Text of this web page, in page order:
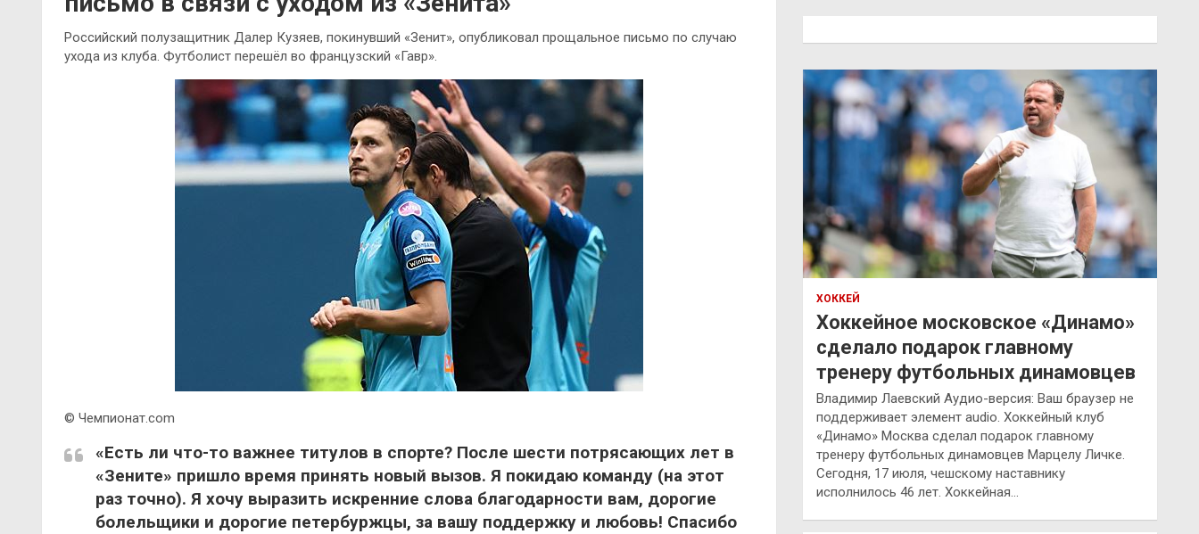
Российский полузащитник Далер Кузяев, покинувший «Зенит», опубликовал прощальное письмо по случаю
ухода из клуба. Футболист перешёл во французский «Гавр».
© Чемпионат.com
«Есть ли что-то важнее титулов в спорте? После шести потрясающих лет в
«Зените» пришло время принять новый вызов. Я покидаю команду (на этот
раз точно). Я хочу выразить искренние слова благодарности вам, дорогие
болельщики и дорогие петербуржцы, за вашу поддержку и любовь! Спасибо
ХОККЕЙ
Хоккейное московское «Динамо»
сделало подарок главному
тренеру футбольных динамовцев
Владимир Лаевский Аудио-версия: Ваш браузер не
поддерживает элемент audio. Хоккейный клуб
«Динамо» Москва сделал подарок главному
тренеру футбольных динамовцев Марцелу Личке.
Сегодня, 17 июля, чешскому наставнику
исполнилось 46 лет. Хоккейная…